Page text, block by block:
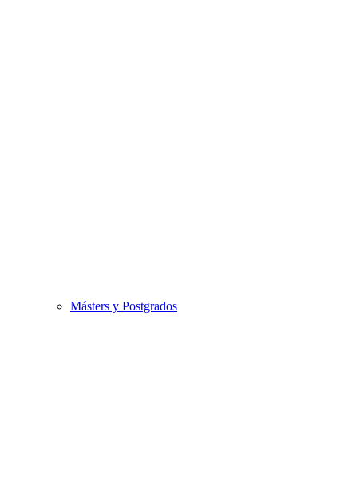
Másters y Postgrados